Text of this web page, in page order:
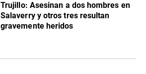
Trujillo: Asesinan a dos hombres en
Salaverry y otros tres resultan
gravemente heridos